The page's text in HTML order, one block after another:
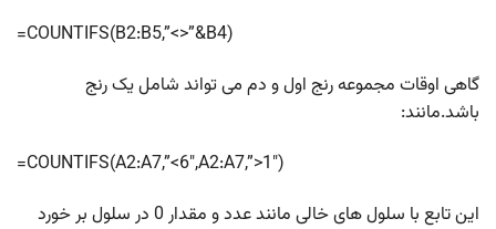
=COUNTIFS(B2:B5,”<>”&B4)
گاهی اوقات مجموعه رنج اول و دم می تواند شامل یک رنج
باشد.مانند:
=COUNTIFS(A2:A7,”<6″,A2:A7,”>1″)
این تابع با سلول های خالی مانند عدد و مقدار 0 در سلول بر خورد